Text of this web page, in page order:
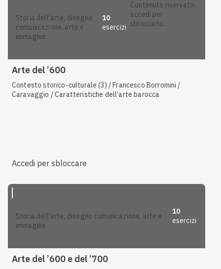
storia dell'arte, disegno
comunicazione, arte e
immagine
10
esercizi
contenuto riservato:
accedi per
sbloccarlo.
Arte del ’600
Contesto storico-culturale (3) / Francesco Borromini /
Caravaggio / Caratteristiche dell'arte barocca
Accedi per sbloccare
storia dell'arte, disegno comunicazione, arte e
immagine
10
esercizi
Arte del ’600 e del ’700